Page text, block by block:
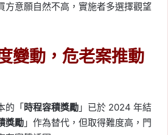
方意願自然不高，實施者多選擇觀望
變動，危老案推動
的「時程容積獎勵 」已於 2024 年結
獎勵 」作為替代，但取得難度高，門